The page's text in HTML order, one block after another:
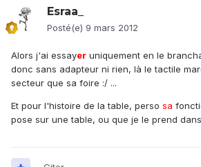
Esraa_
Posté(e) 9 mars 2012
Alors j'ai essayer uniquement en le
donc sans adapteur ni rien, là le tactile
secteur que sa foire :/ ...
Et pour l'histoire de la table, perso sa
pose sur une table, ou que je le prend